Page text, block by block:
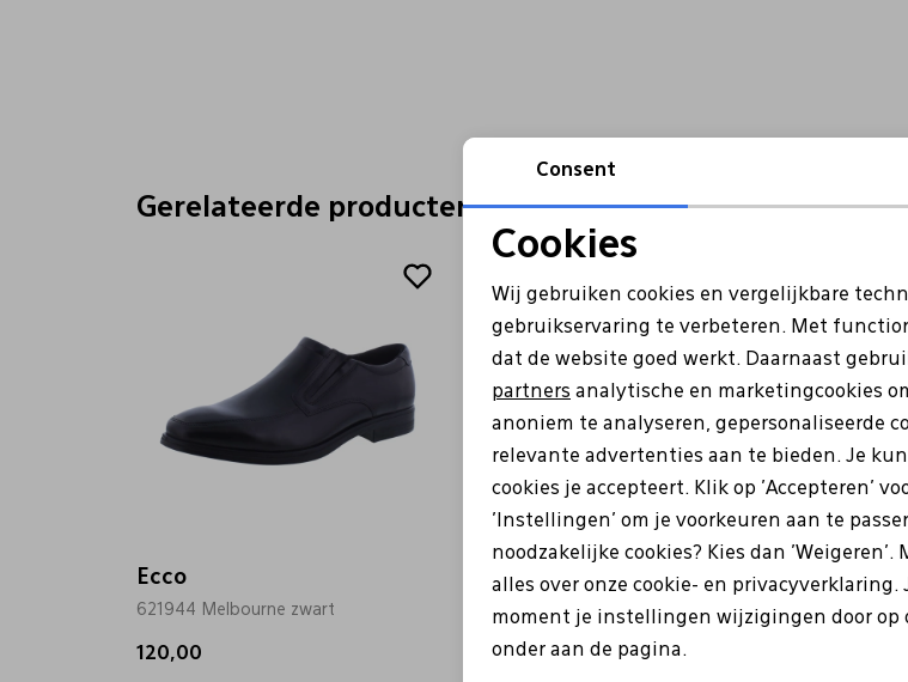
Gerelateerde producten
Ecco
621944 Melbourne zwart
120,00
Ecco
621944 Melbourne cognac
120,00
Ecco
511744
Analytische cookies
Consent
Cookies
Wij gebruiken cookies en vergelijkbare
gebruikservaring te verbeteren. Met
dat de website goed werkt. Daarnaast
partners analytische en marketingcookies
anoniem te analyseren, gepersonaliseerde
relevante advertenties aan te bieden. Je
cookies je accepteert. Klik op 'Accepteren'
'Instellingen' om je voorkeuren aan te
noodzakelijke cookies? Kies dan 'Weigeren'.
alles over onze cookie- en privacyverklaring.
moment je instellingen wijzigingen door op
onder aan de pagina.